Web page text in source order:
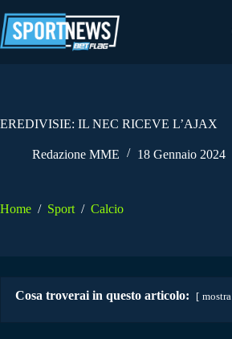
al
contenuto
EREDIVISIE: IL NEC RICEVE L’AJAX
Redazione MME 18 Gennaio 2024
Home / Sport / Calcio
Cosa troverai in questo articolo: mostra